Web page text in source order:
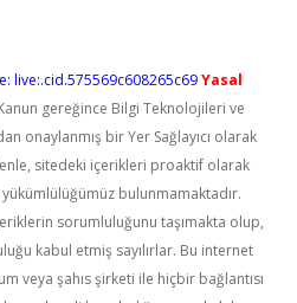
live:.cid.575569c608265c69Yasal
Kanun gereğince Bilgi Teknolojileri ve
onaylanmış bir Yer Sağlayıcı olarak
sitedeki içerikleri proaktif olarak
bulunmamaktadır.
sorumluluğunu taşımakta olup,
kabul etmiş sayılırlar. Bu internet
veya şahıs şirketi ile hiçbir bağlantısı